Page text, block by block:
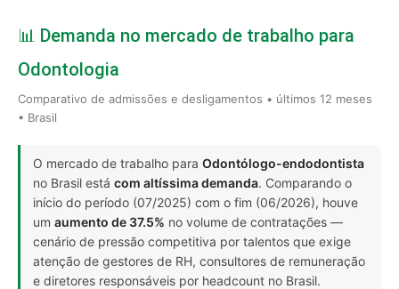
📊 Demanda no mercado de trabalho para
Odontologia
Comparativo de admissões e desligamentos • últimos 12 meses
• Brasil
O mercado de trabalho para Odontólogo-endodontista
no Brasil está com altíssima demanda. Comparando o
início do período (07/2025) com o fim (06/2026), houve
um aumento de 37.5% no volume de contratações —
cenário de pressão competitiva por talentos que exige
atenção de gestores de RH, consultores de remuneração
e diretores responsáveis por headcount no Brasil.